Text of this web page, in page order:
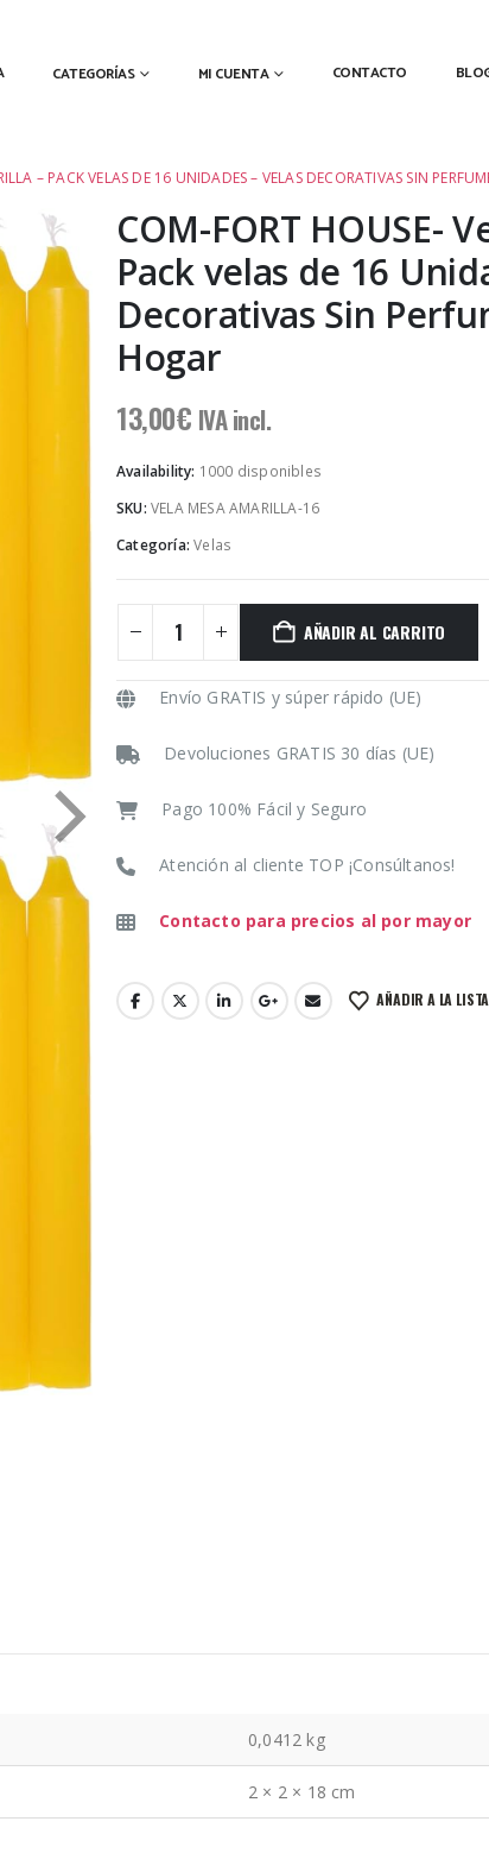
CATEGORÍAS MI CUENTA CONTACTO
– PACK VELAS DE 16 UNIDADES – VELAS DECORATIVAS SIN
COM-FORT HOUSE-
Pack velas de 16
Decorativas Sin
Hogar
13,00€ IVA incl.
Availability: 1000 disponibles
SKU: VELA MESA AMARILLA-16
Categoría:Velas
AÑADIR AL CARRITO
Envío GRATIS y súper rápido (UE)
Devoluciones GRATIS 30 días (UE)
Pago 100% Fácil y Seguro
Atención al cliente TOP ¡Consúltanos!
Contacto para precios al por mayor
AÑADIR A LA
0,0412 kg
2 × 2 × 18 cm